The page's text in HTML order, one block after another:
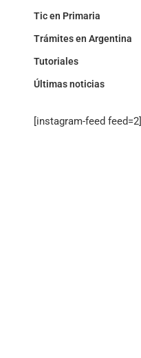
Tic en Primaria
Trámites en Argentina
Tutoriales
Últimas noticias
[instagram-feed feed=2]